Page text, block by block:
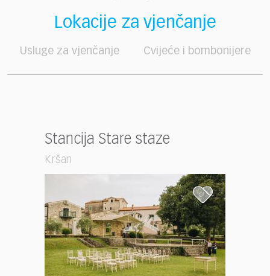
Lokacije za vjenčanje
Usluge za vjenčanje Cvijeće i bombonijere
Stancija Stare staze
Kršan